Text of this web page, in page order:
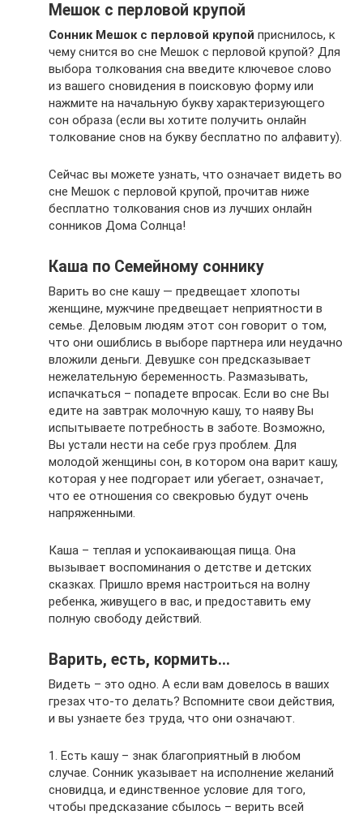
Мешок с перловой крупой
Сонник Мешок с перловой крупой приснилось, к
чему снится во сне Мешок с перловой крупой? Для
выбора толкования сна введите ключевое слово
из вашего сновидения в поисковую форму или
нажмите на начальную букву характеризующего
сон образа (если вы хотите получить онлайн
толкование снов на букву бесплатно по алфавиту).
Сейчас вы можете узнать, что означает видеть во
сне Мешок с перловой крупой, прочитав ниже
бесплатно толкования снов из лучших онлайн
сонников Дома Солнца!
Каша по Семейному соннику
Варить во сне кашу — предвещает хлопоты
женщине, мужчине предвещает неприятности в
семье. Деловым людям этот сон говорит о том,
что они ошиблись в выборе партнера или неудачно
вложили деньги. Девушке сон предсказывает
нежелательную беременность. Размазывать,
испачкаться – попадете впросак. Если во сне Вы
едите на завтрак молочную кашу, то наяву Вы
испытываете потребность в заботе. Возможно,
Вы устали нести на себе груз проблем. Для
молодой женщины сон, в котором она варит кашу,
которая у нее подгорает или убегает, означает,
что ее отношения со свекровью будут очень
напряженными.
Каша – теплая и успокаивающая пища. Она
вызывает воспоминания о детстве и детских
сказках. Пришло время настроиться на волну
ребенка, живущего в вас, и предоставить ему
полную свободу действий.
Варить, есть, кормить…
Видеть – это одно. А если вам довелось в ваших
грезах что-то делать? Вспомните свои действия,
и вы узнаете без труда, что они означают.
1. Есть кашу – знак благоприятный в любом
случае. Сонник указывает на исполнение желаний
сновидца, и единственное условие для того,
чтобы предсказание сбылось – верить всей